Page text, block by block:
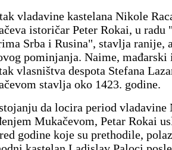
vladavine kastelana Nikole
istoričar Peter Rokai, u
Srba i Rusina", stavlja ranije,
pominjanja. Naime, mađarski
vlasništva despota Stefana
stavlja oko 1423. godine.
da locira period vladavine
Mukačevom, Petar Rokai
godine koje su prethodile,